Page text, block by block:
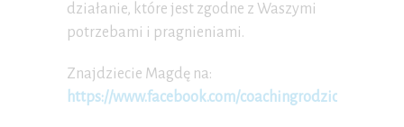
działanie, które jest zgodne z Waszymi
potrzebami i pragnieniami.
Znajdziecie Magdę na:
https://www.facebook.com/coachingrodzica/